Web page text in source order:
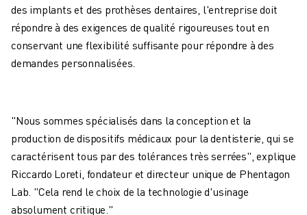
des implants et des prothèses dentaires, l'entreprise doit
répondre à des exigences de qualité rigoureuses tout en
conservant une flexibilité suffisante pour répondre à des
demandes personnalisées.
"Nous sommes spécialisés dans la conception et la
production de dispositifs médicaux pour la dentisterie, qui se
caractérisent tous par des tolérances très serrées", explique
Riccardo Loreti, fondateur et directeur unique de Phentagon
Lab. "Cela rend le choix de la technologie d'usinage
absolument critique."